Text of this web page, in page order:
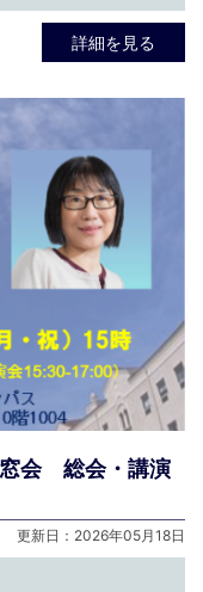
詳細を見る
会 総会・講演
更新日：2026年05月18日